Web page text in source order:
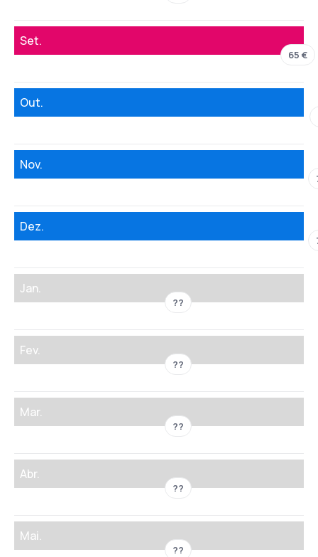
Set.
65 €
Out.
Nov.
Dez.
Jan.
??
Fev.
??
Mar.
??
Abr.
??
Mai.
??